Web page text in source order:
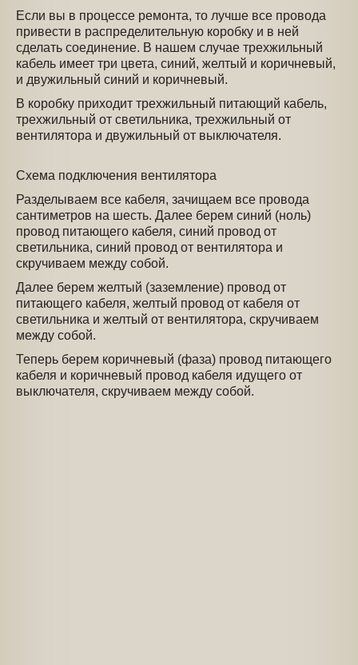
Если вы в процессе ремонта, то лучше все провода
привести в распределительную коробку и в ней
сделать соединение. В нашем случае трехжильный
кабель имеет три цвета, синий, желтый и коричневый,
и двужильный синий и коричневый.
В коробку приходит трехжильный питающий кабель,
трехжильный от светильника, трехжильный от
вентилятора и двужильный от выключателя.
Схема подключения вентилятора
Разделываем все кабеля, зачищаем все провода
сантиметров на шесть. Далее берем синий (ноль)
провод питающего кабеля, синий провод от
светильника, синий провод от вентилятора и
скручиваем между собой.
Далее берем желтый (заземление) провод от
питающего кабеля, желтый провод от кабеля от
светильника и желтый от вентилятора, скручиваем
между собой.
Теперь берем коричневый (фаза) провод питающего
кабеля и коричневый провод кабеля идущего от
выключателя, скручиваем между собой.